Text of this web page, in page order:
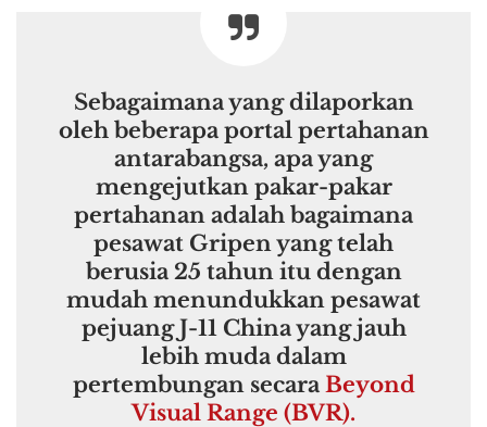
Sebagaimana yang dilaporkan
oleh beberapa portal pertahanan
antarabangsa, apa yang
mengejutkan pakar-pakar
pertahanan adalah bagaimana
pesawat Gripen yang telah
berusia 25 tahun itu dengan
mudah menundukkan pesawat
pejuang J-11 China yang jauh
lebih muda dalam
pertembungan secaraBeyond
Visual Range (BVR).